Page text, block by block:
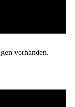
vorhanden.